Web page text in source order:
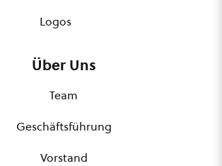
Logos
Über Uns
Team
Geschäftsführung
Vorstand